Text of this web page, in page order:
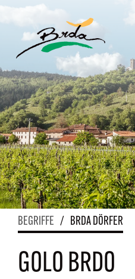
BEGRIFFE / BRDA DÖRFER
GOLO BRDO